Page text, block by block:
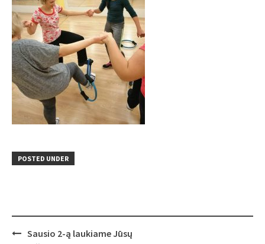
POSTED UNDER
PostSausio 2-ą laukiame Jūsų